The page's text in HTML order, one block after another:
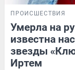
ПРОИСШЕСТВИЯ
Умерла на
известна
звезды
Иртем